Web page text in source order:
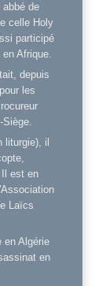
abbé de
celle Holy
participé
Afrique.
depuis
les
Siège.
liturgie), il
est en
Laïcs
en Algérie
en